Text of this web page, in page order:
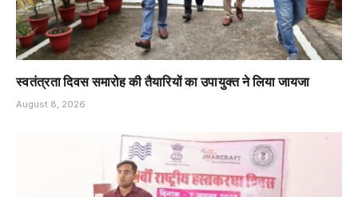
स्वतंत्रता दिवस समारोह की तैयारियों का उपायुक्त ने लिया जायजा
August 8, 2026